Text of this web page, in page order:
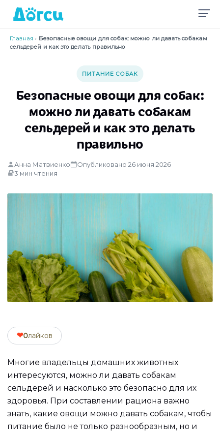
Главная › Безопасные овощи для собак: можно ли давать собакам
сельдерей и как это делать правильно
ПИТАНИЕ СОБАК
Безопасные овощи для собак:
можно ли давать собакам
сельдерей и как это делать
правильно
Анна Матвиенко
Опубликовано 26 июня 2026
3 мин чтения
❤0лайков
Многие владельцы домашних животных
интересуются, можно ли давать собакам
сельдерей и насколько это безопасно для их
здоровья. При составлении рациона важно
знать, какие овощи можно давать собакам, чтобы
питание было не только разнообразным, но и